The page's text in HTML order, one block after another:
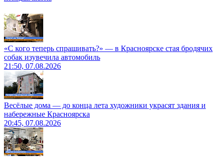
«С кого теперь спрашивать?» — в Красноярске стая бродячих
собак изувечила автомобиль
21:50, 07.08.2026
Весёлые дома — до конца лета художники украсят здания и
набережные Красноярска
20:45, 07.08.2026